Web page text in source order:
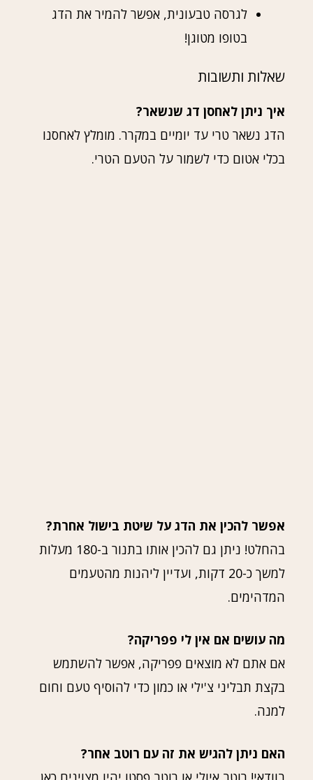
לגרסה טבעונית, אפשר להמיר את הדג
בטופו מטוגן!
שאלות ותשובות
איך ניתן לאחסן דג שנשאר?
הדג נשאר טרי עד יומיים במקרר. מומלץ לאחסנו
בכלי אטום כדי לשמור על הטעם הטרי.
אפשר להכין את הדג על שיטת בישול אחרת?
בהחלט! ניתן גם להכין אותו בתנור ב-180 מעלות
למשך כ-20 דקות, ועדיין ליהנות מהטעמים
המדהימים.
מה עושים אם אין לי פפריקה?
אם אתם לא מוצאים פפריקה, אפשר להשתמש
בקצת תבליני צ'ילי או כמון כדי להוסיף טעם וחום
למנה.
האם ניתן להגיש את זה עם רוטב אחר?